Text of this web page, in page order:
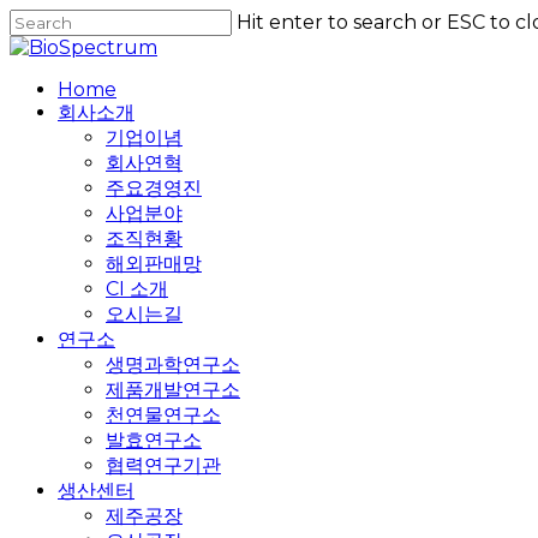
Skip
to
content
Hit enter to search or ESC to
Close
Home
회사소개
기업이념
회사연혁
주요경영진
사업분야
조직현황
해외판매망
CI 소개
오시는길
연구소
생명과학연구소
제품개발연구소
천연물연구소
발효연구소
협력연구기관
생산센터
제주공장